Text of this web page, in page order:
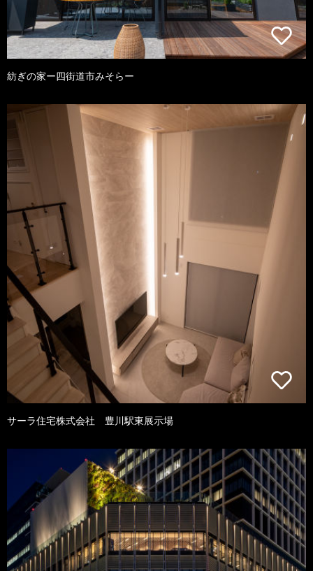
紡ぎの家ー四街道市みそらー
サーラ住宅株式会社 豊川駅東展示場